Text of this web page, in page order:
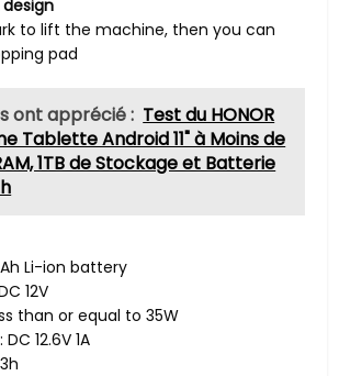
to lift the machine, then you can
pad
ont apprécié : Test du HONOR
Tablette Android 11" à Moins de
1TB de Stockage et Batterie
Li-ion battery
12V
than or equal to 35W
12.6V 1A